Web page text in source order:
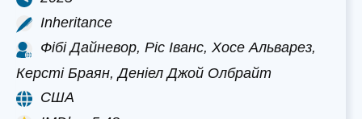
Inheritance
Фібі Дайневор, Ріс Іванс, Хосе Альварез,
Керсті Браян, Деніел Джой Олбрайт
США